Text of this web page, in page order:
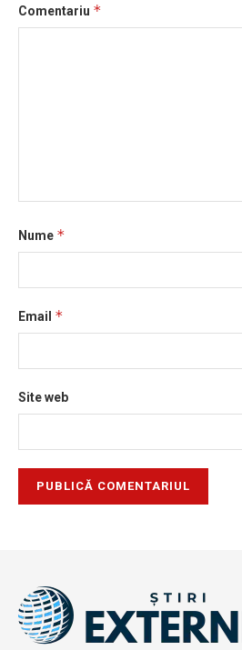
Comentariu *
Nume *
Email *
Site web